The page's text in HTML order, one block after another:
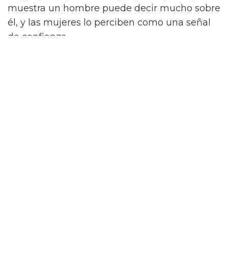
muestra un hombre puede decir mucho sobre
él, y las mujeres lo perciben como una señal
de confianza.